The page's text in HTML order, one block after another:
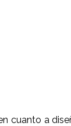
cuanto a